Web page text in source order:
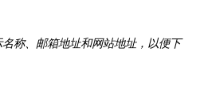
称、邮箱地址和网站地址，以便下